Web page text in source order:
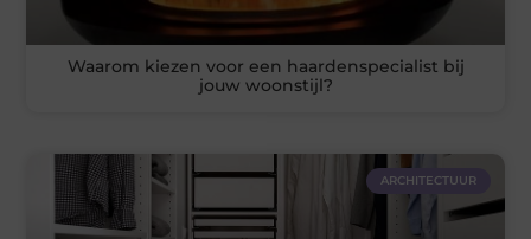
Waarom kiezen voor een haardenspecialist bij
jouw woonstijl?
ARCHITECTUUR